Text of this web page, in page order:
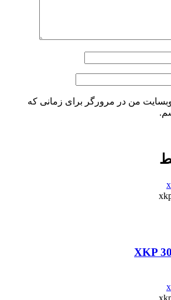
وبسایت من در مرورگر برای زمانی که